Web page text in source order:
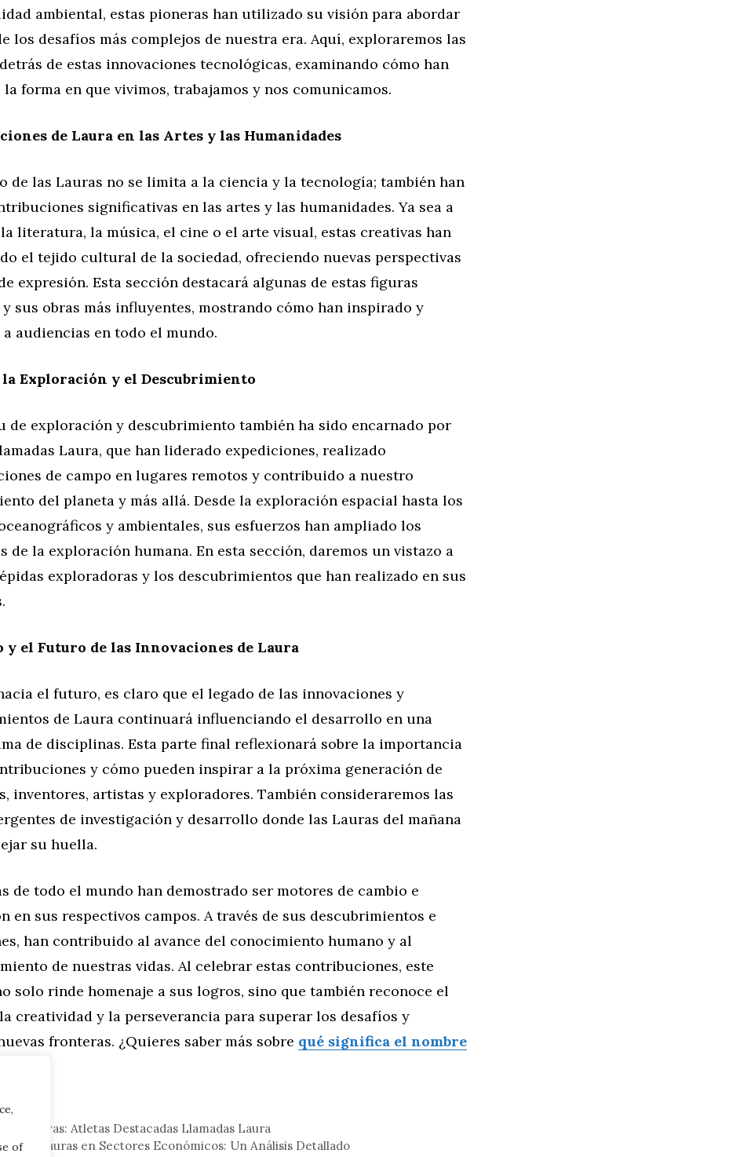
of
ambiental, estas pioneras han utilizado su visión para abordar
los desafíos más complejos de nuestra era. Aquí, exploraremos las
de estas innovaciones tecnológicas, examinando cómo han
la forma en que vivimos, trabajamos y nos comunicamos.
de Laura en las Artes y las Humanidades
de las Lauras no se limita a la ciencia y la tecnología; también han
significativas en las artes y las humanidades. Ya sea a
literatura, la música, el cine o el arte visual, estas creativas han
el tejido cultural de la sociedad, ofreciendo nuevas perspectivas
expresión. Esta sección destacará algunas de estas figuras
sus obras más influyentes, mostrando cómo han inspirado y
a audiencias en todo el mundo.
la Exploración y el Descubrimiento
de exploración y descubrimiento también ha sido encarnado por
Laura, que han liderado expediciones, realizado
de campo en lugares remotos y contribuido a nuestro
del planeta y más allá. Desde la exploración espacial hasta los
y ambientales, sus esfuerzos han ampliado los
de la exploración humana. En esta sección, daremos un vistazo a
exploradoras y los descubrimientos que han realizado en sus
y el Futuro de las Innovaciones de Laura
el futuro, es claro que el legado de las innovaciones y
de Laura continuará influenciando el desarrollo en una
de disciplinas. Esta parte final reflexionará sobre la importancia
y cómo pueden inspirar a la próxima generación de
inventores, artistas y exploradores. También consideraremos las
de investigación y desarrollo donde las Lauras del mañana
su huella.
de todo el mundo han demostrado ser motores de cambio e
en sus respectivos campos. A través de sus descubrimientos e
han contribuido al avance del conocimiento humano y al
de nuestras vidas. Al celebrar estas contribuciones, este
solo rinde homenaje a sus logros, sino que también reconoce el
creatividad y la perseverancia para superar los desafíos y
fronteras. ¿Quieres saber más sobre qué significa el nombre
General
Atletas Destacadas Llamadas Laura
las Lauras en Sectores Económicos: Un Análisis Detallado